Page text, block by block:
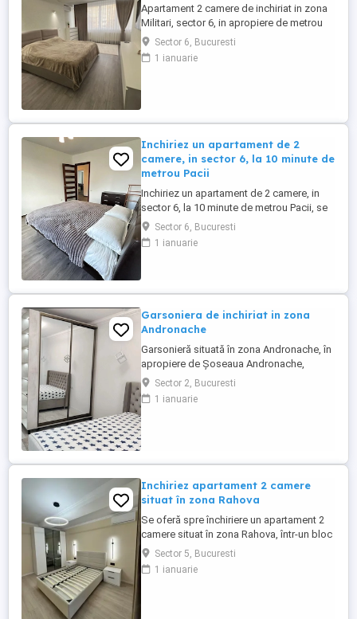
Apartament 2 camere de inchiriat in zona
Militari, sector 6, in apropiere de metrou
(M3) Suprafata este 51mp2, decomandat,
etaj 2 10. Mutare imediata, rog seriozitate
Sector 6, Bucuresti
1 ianuarie
Inchiriez un apartament de 2
camere, in sector 6, la 10 minute de
metrou Pacii
Inchiriez un apartament de 2 camere, in
sector 6, la 10 minute de metrou Pacii, se
accepta animale de companie, este situat
la etajul 3, si dispune de 50mp, va rog sa
ma sunati pentru mai multe detalii
Sector 6, Bucuresti
1 ianuarie
Garsoniera de inchiriat in zona
Andronache
Garsonieră situată în zona Andronache, în
apropiere de Șoseaua Andronache,
Carrefour Colentina și mijloace de
transport în comun. Locuința este
amplasată la etajul 2 din 4, are o suprafață
Sector 2, Bucuresti
1 ianuarie
Inchiriez apartament 2 camere
situat în zona Rahova
Se oferă spre închiriere un apartament 2
camere situat în zona Rahova, într-un bloc
modern. Proprietatea se remarcă prin
finisaje moderne, compartimentare
eficientă, luminozitate, fiind ideală pentru
Sector 5, Bucuresti
1 ianuarie